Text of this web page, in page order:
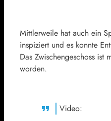
Mittlerweile hat auch ein
inspiziert und es konnte
Das Zwischengeschoss
worden.
Video: